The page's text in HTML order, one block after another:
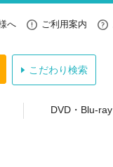
へ ご利用案内
こだわり検索
DVD・Blu-ray